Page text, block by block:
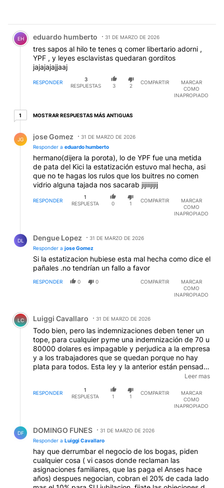
Comentario de eduardo humberto.
EH eduardo humberto 31 DE MARZO DE 2026
tres sapos al hilo te tenes q comer libertario adorni ,
YPF , y leyes esclavistas quedaran gorditos
jajajajajjaaj
RESPONDER
3
RESPUESTAS
3 2
COMPARTIR
MARCAR
COMO
INAPROPIADO
11 respuesta más antiguas
MOSTRAR RESPUESTAS MÁS ANTIGUAS
JG jose Gomez
31 DE MARZO DE 2026
Responder a eduardo humberto
hermano(dijera la porota), lo de YPF fue una metida
de pata del Kici la estatización estuvo mal hecha, asi
que no te hagas los rulos que los buitres no comen
vidrio alguna tajada nos sacarab jijiiijijij
RESPONDER
1
RESPUESTA
0 1
COMPARTIR
MARCAR
COMO
INAPROPIADO
DL Dengue Lopez
31 DE MARZO DE 2026
Responder a jose Gomez
Si la estatizacion hubiese esta mal hecha como dice el
pañales .no tendrían un fallo a favor
RESPONDER 0 0 COMPARTIR
MARCAR
COMO
INAPROPIADO
Comentario de Luiggi Cavallaro.
LC Luiggi Cavallaro 31 DE MARZO DE 2026
Todo bien, pero las indemnizaciones deben tener un
tope, para cualquier pyme una indemnización de 70 u
80000 dolares es impagable y perjudica a la empresa
y a los trabajadores que se quedan porque no hay
plata para todos. Esta ley y la anterior están pensadas
para hundir a las empresas nacionales, sobre todo a
las más chicas. Los juicios no deben durar más de 6
meses, debe un seguro de desempleo de un año
pagado por el Anses que oscile entre los 800 y los
Leer mas
RESPONDER
1
RESPUESTA
1 1
COMPARTIR
MARCAR
COMO
INAPROPIADO
DF DOMINGO FUNES
31 DE MARZO DE 2026
Responder a Luiggi Cavallaro
hay que derrumbar el negocio de los bogas, piden
cualquier cosa ( vi casos donde reclaman las
asignaciones familiares, que las paga el Anses hace
años) despues negocian, cobran el 20% de cada lado